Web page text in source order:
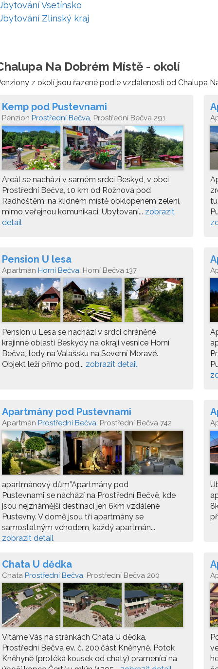
Vsetínsko
Zlínský kraj
Na Dobrém Místě - okolí
z okolí jsou řazené podle vzdálenosti od Chalupa
Kemp pod Pustevnami
Penzion Prostřední Bečva, Prostřední Bečva 291
Areál se nachází v samém srdci Beskyd, v obci
Prostřední Bečva, 10 km od Rožnova pod
Radhoštěm, na klidném místě obklopeném zelení,
mimo veřejnou komunikaci. Ubytovaní... zobrazit
detail
Pension U lesa
Apartmán Horní Bečva, Horní Bečva 137
Pension u Lesa se nachází v srdci chráněné
krajinné oblasti Beskydy na okraji vesnice Horní
Bečva, tedy na Valašsku na Severní Moravě.
Objekt leží přímo pod... zobrazit detail
Apartmány pod Pustevnami
Apartmán Prostřední Bečva, Prostřední Bečva 742
apartmánový dům”Apartmány pod
Pustevnami”se náchází na Prostřední Bečvě, kde
jsou nejznámější destinaci jen 6km vzdálené
Pustevny. V domě jsou tři apartmány se
samostatným vchodem, každý apartmán...
zobrazit detail
Chata U dědka
Chata Prostřední Bečva, Prostřední Bečva 200
Vítáme Vás na stránkách Chata U dědka,
Prostřední Bečva ev. č. 200,část Kněhyně. Potok
Kněhyně (protéká kousek od chaty) pramenící na